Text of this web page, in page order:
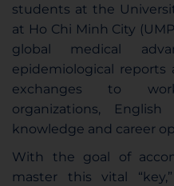
students at the
at Ho Chi Minh City
global medical
epidemiological
exchanges to
organizations,
knowledge and career
With the goal of
master this vital